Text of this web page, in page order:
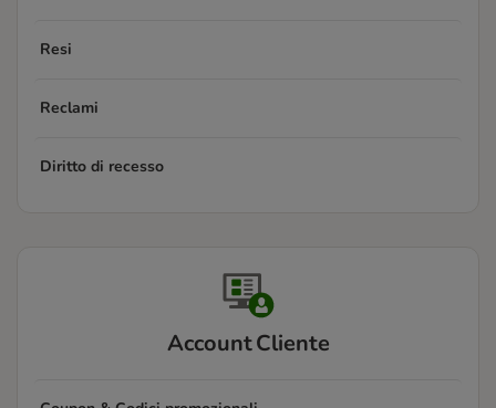
Resi
Reclami
Diritto di recesso
Account Cliente